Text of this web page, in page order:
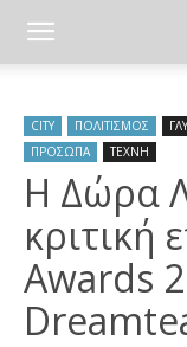
CITY ΠΟΛΙΤΙΣΜΟΣ
ΠΡΟΣΩΠΑ
ΤΕΧΝΗ
Η Δώρα
κριτική
Awards